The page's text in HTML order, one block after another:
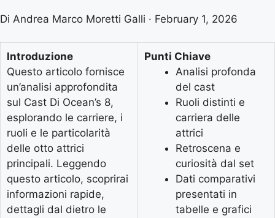
Di Andrea Marco Moretti Galli · February 1, 2026
Introduzione
Questo articolo fornisce
un’analisi approfondita
sul Cast Di Ocean’s 8,
esplorando le carriere, i
ruoli e le particolarità
delle otto attrici
principali. Leggendo
questo articolo, scoprirai
informazioni rapide,
dettagli dal dietro le
Punti Chiave
Analisi profonda
del cast
Ruoli distinti e
carriera delle
attrici
Retroscena e
curiosità dal set
Dati comparativi
presentati in
tabelle e grafici